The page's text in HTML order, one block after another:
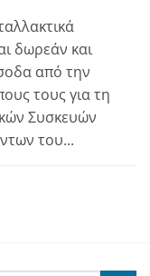
δωρεάν και
από την
τους για τη
Συσκευών
του...